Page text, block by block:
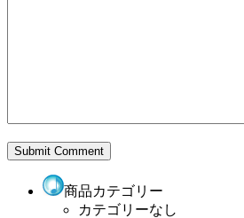
商品カテゴリー
カテゴリーなし